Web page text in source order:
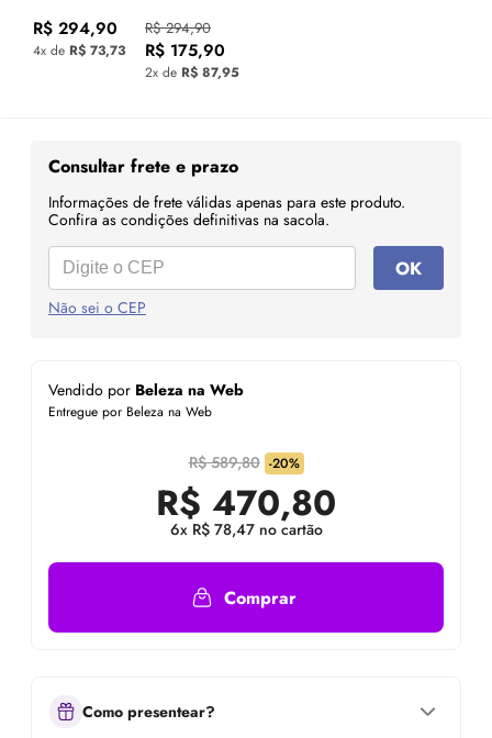
R$ 294,90
4x de R$ 73,73
R$ 294,90
R$ 175,90
2x de R$ 87,95
Consultar frete e prazo
Informações de frete válidas apenas para este produto.
Confira as condições definitivas na sacola.
OK
Não sei o CEP
Vendido por Beleza na Web
Entregue por Beleza na Web
R$ 589,80 -20%
R$ 470,80
6x R$ 78,47 no cartão
Comprar
Como presentear?